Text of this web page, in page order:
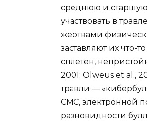
среднюю и старшую
участвовать в
жертвами
заставляют их что-
сплетен,
2001; Olweus et al.,
травли —
СМС, электронной
разновидности